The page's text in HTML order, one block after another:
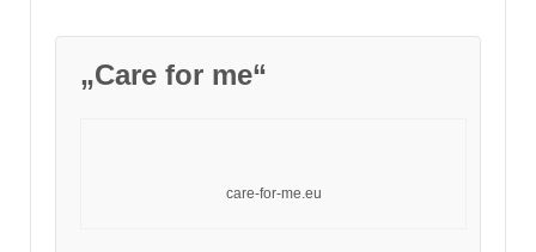
„Care for me“
care-for-me.eu